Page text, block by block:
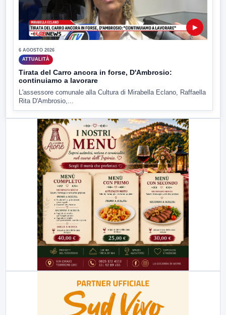
▶
6 AGOSTO 2026
ATTUALITÀ
Tirata del Carro ancora in forse, D'Ambrosio:
continuiamo a lavorare
L'assessore comunale alla Cultura di Mirabella Eclano, Raffaella
Rita D'Ambrosio,...